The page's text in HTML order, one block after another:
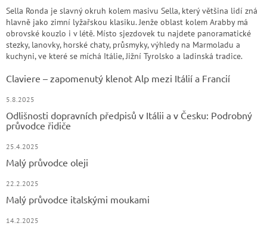
Sella Ronda je slavný okruh kolem masivu Sella, který většina lidí zná
hlavně jako zimní lyžařskou klasiku. Jenže oblast kolem Arabby má
obrovské kouzlo i v létě. Místo sjezdovek tu najdete panoramatické
stezky, lanovky, horské chaty, průsmyky, výhledy na Marmoladu a
kuchyni, ve které se míchá Itálie, Jižní Tyrolsko a ladinská tradice.
Claviere – zapomenutý klenot Alp mezi Itálií a Francií
5.8.2025
Odlišnosti dopravních předpisů v Itálii a v Česku: Podrobný
průvodce řidiče
25.4.2025
Malý průvodce oleji
22.2.2025
Malý průvodce italskými moukami
14.2.2025